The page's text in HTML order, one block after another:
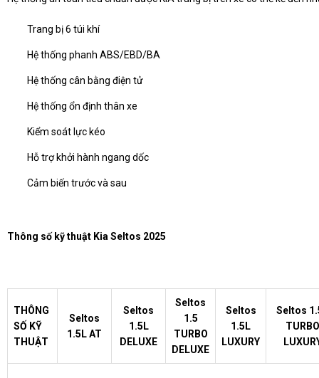
Trang bị 6 túi khí
Hệ thống phanh ABS/EBD/BA
Hệ thống cân bằng điện tử
Hệ thống ổn định thân xe
Kiểm soát lực kéo
Hỗ trợ khởi hành ngang dốc
Cảm biến trước và sau
Thông số kỹ thuật Kia Seltos 2025
THÔNG
SỐ KỸ
THUẬT
Seltos
1.5L AT
Seltos
1.5L
DELUXE
Seltos
1.5
TURBO
DELUXE
Seltos
1.5L
LUXURY
Seltos
TURBO